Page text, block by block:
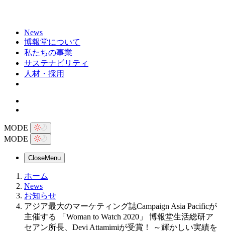
News
博報堂について
私たちの事業
サステナビリティ
人材・採用
MODE
MODE
CloseMenu
ホーム
News
お知らせ
アジア最大のマーケティング誌Campaign Asia Pacificが
主催する 「Woman to Watch 2020」 博報堂生活総研ア
セアン所長、Devi Attamimiが受賞！ ～輝かしい実績を